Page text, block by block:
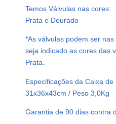
m
l
á
l
v
l
a
S
Temos Válvulas nas cores:
Prata e Dourado
*As válvulas podem ser
seja indicado as cores das
Prata.
Especificações da Caixa
31x36x43cm / Peso 3,0Kg
Garantia de 90 dias contra